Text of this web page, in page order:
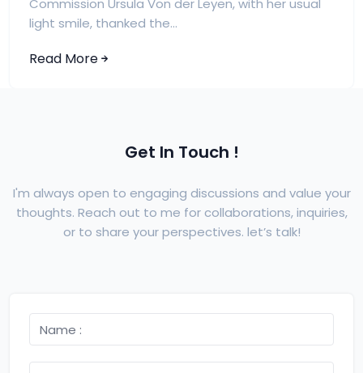
Commission Ursula Von der Leyen, with her usual
light smile, thanked the...
Read More
Get In Touch !
I'm always open to engaging discussions and value your
thoughts. Reach out to me for collaborations, inquiries,
or to share your perspectives. let’s talk!